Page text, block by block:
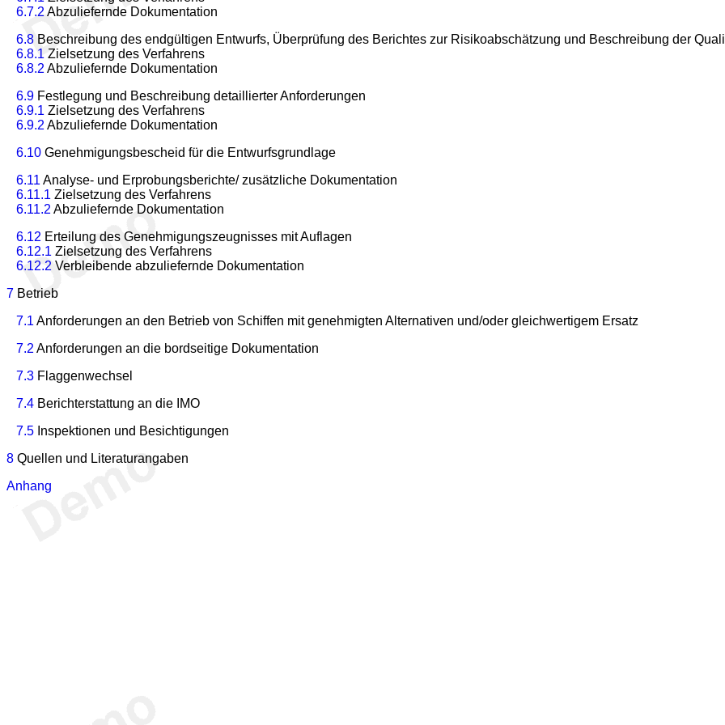
6.7.2 Abzuliefernde Dokumentation
6.8 Beschreibung des endgültigen Entwurfs, Überprüfung des Berichtes zur Risikoabschätzung und Beschreibung der
6.8.1 Zielsetzung des Verfahrens
6.8.2 Abzuliefernde Dokumentation
6.9 Festlegung und Beschreibung detaillierter Anforderungen
6.9.1 Zielsetzung des Verfahrens
6.9.2 Abzuliefernde Dokumentation
6.10 Genehmigungsbescheid für die Entwurfsgrundlage
6.11 Analyse- und Erprobungsberichte/ zusätzliche Dokumentation
6.11.1 Zielsetzung des Verfahrens
6.11.2 Abzuliefernde Dokumentation
6.12 Erteilung des Genehmigungszeugnisses mit Auflagen
6.12.1 Zielsetzung des Verfahrens
6.12.2 Verbleibende abzuliefernde Dokumentation
7 Betrieb
7.1 Anforderungen an den Betrieb von Schiffen mit genehmigten Alternativen und/oder gleichwertigem Ersatz
7.2 Anforderungen an die bordseitige Dokumentation
7.3 Flaggenwechsel
7.4 Berichterstattung an die IMO
7.5 Inspektionen und Besichtigungen
8 Quellen und Literaturangaben
Anhang